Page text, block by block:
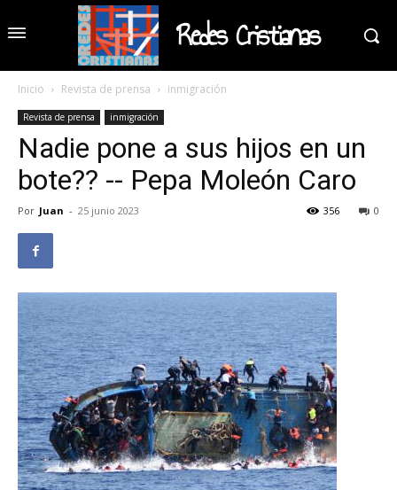
Redes Cristianas
Inicio Revista de prensa inmigración
Revista de prensa inmigración
Nadie pone a sus hijos en un
bote?? -- Pepa Moleón Caro
Por Juan - 25 junio 2023 0
356